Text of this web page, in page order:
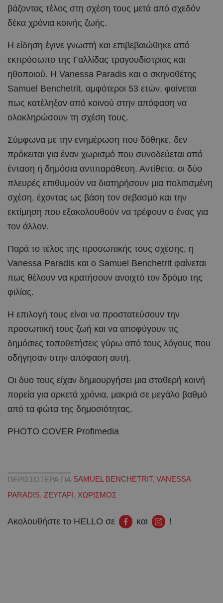
βάζοντας τέλος στη σχέση τους μετά από σχεδόν
δέκα χρόνια κοινής ζωής.
Η είδηση έγινε γνωστή και επιβεβαιώθηκε από
εκπρόσωπο της Γαλλίδας τραγουδίστριας και
ηθοποιού. Η Vanessa Paradis και ο σκηνοθέτης
Samuel Benchetrit, αμφότεροι 53 ετών, φαίνεται
πως κατέληξαν από κοινού στην απόφαση να
ολοκληρώσουν τη σχέση τους.
Σύμφωνα με την ενημέρωση που δόθηκε, δεν
πρόκειται για έναν χωρισμό που συνοδεύεται από
ένταση ή δημόσια αντιπαράθεση. Αντίθετα, οι δύο
πλευρές επιθυμούν να διατηρήσουν μια πολιτισμένη
σχέση, έχοντας ως βάση τον σεβασμό και την
εκτίμηση που εξακολουθούν να τρέφουν ο ένας για
τον άλλον.
Παρά το τέλος της προσωπικής τους σχέσης, η
Vanessa Paradis και ο Samuel Benchetrit φαίνεται
πως θέλουν να κρατήσουν ανοιχτό τον δρόμο της
φιλίας.
Η επιλογή τους είναι να προστατεύσουν την
προσωπική τους ζωή και να αποφύγουν τις
δημόσιες τοποθετήσεις γύρω από τους λόγους που
οδήγησαν στην απόφαση αυτή.
Οι δυο τους είχαν δημιουργήσει μια σταθερή κοινή
πορεία για αρκετά χρόνια, μακριά σε μεγάλο βαθμό
από τα φώτα της δημοσιότητας.
PHOTO COVER Profimedia
ΠΕΡΙΣΣΟΤΕΡΑ ΓΙΑ SAMUEL BENCHETRIT, VANESSA
PARADIS, ΖΕΥΓΑΡΙ, ΧΩΡΙΣΜΟΣ
Ακολουθήστε το HELLO σε και !